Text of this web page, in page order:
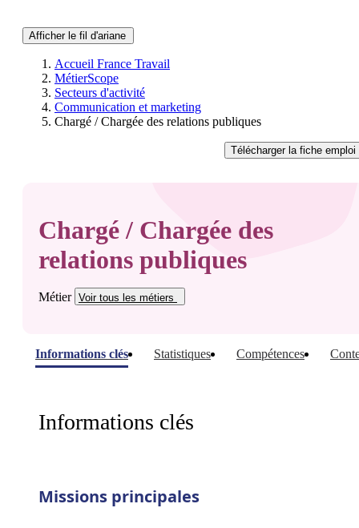
Afficher le fil d'ariane
Accueil France Travail
MétierScope
Secteurs d'activité
Communication et marketing
Chargé / Chargée des relations publiques
Télécharger la fiche emploi
Chargé / Chargée des
relations publiques
Métier Voir tous les métiers
Informations clés Statistiques Compétences
Informations clés
Missions principales